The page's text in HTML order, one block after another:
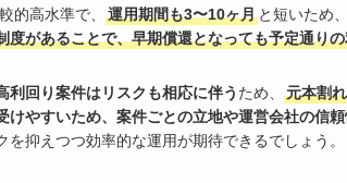
的高水準で、 運用期間も3〜10ヶ月 と短いため、
度があることで、早期償還となっても予定通り
利回り案件はリスクも相応に伴う ため、 元本割
けやすいため、案件ごとの立地や運営会社の信
を抑えつつ効率的な運用が期待できるでしょう。